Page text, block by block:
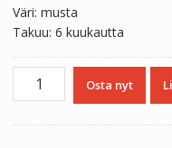
Väri: musta
Takuu: 6 kuukautta
Kannettavan
tietokoneen
Osta nyt